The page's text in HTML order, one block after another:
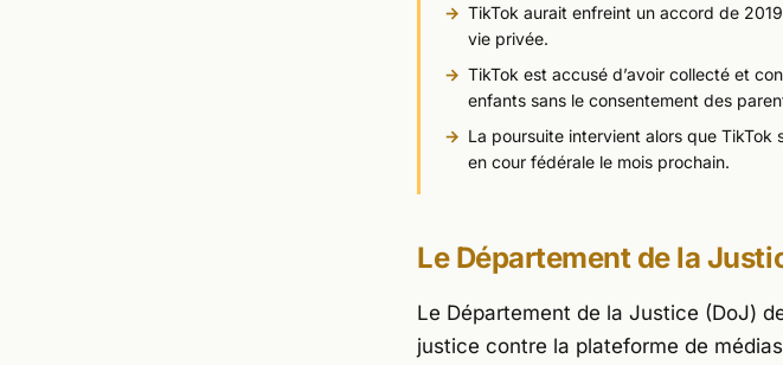
TikTok aurait enfreint un accord de
vie privée.
TikTok est accusé d’avoir collecté et
enfants sans le consentement des
La poursuite intervient alors que
en cour fédérale le mois prochain.
Le Département de la
Le Département de la Justice (DoJ)
justice contre la plateforme de